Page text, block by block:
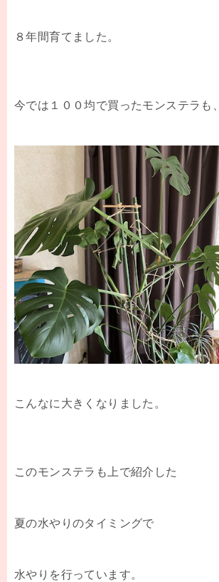
８年間育てました。
今では１００均で買ったモンステラも、
こんなに大きくなりました。
このモンステラも上で紹介した
夏の水やりのタイミングで
水やりを行っています。